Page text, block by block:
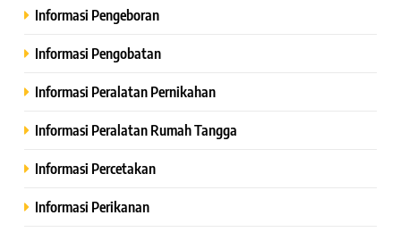
Informasi Pengeboran
Informasi Pengobatan
Informasi Peralatan Pernikahan
Informasi Peralatan Rumah Tangga
Informasi Percetakan
Informasi Perikanan